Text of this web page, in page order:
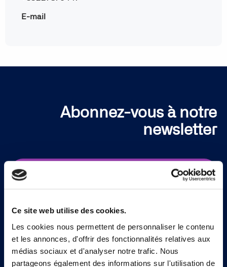
Ce site web utilise des cookies.
Les cookies nous permettent de personnaliser le contenu
et les annonces, d'offrir des fonctionnalités relatives aux
médias sociaux et d'analyser notre trafic. Nous
partageons également des informations sur l'utilisation de
E-mail
Abonnez-vous à notre
newsletter
Continia Software